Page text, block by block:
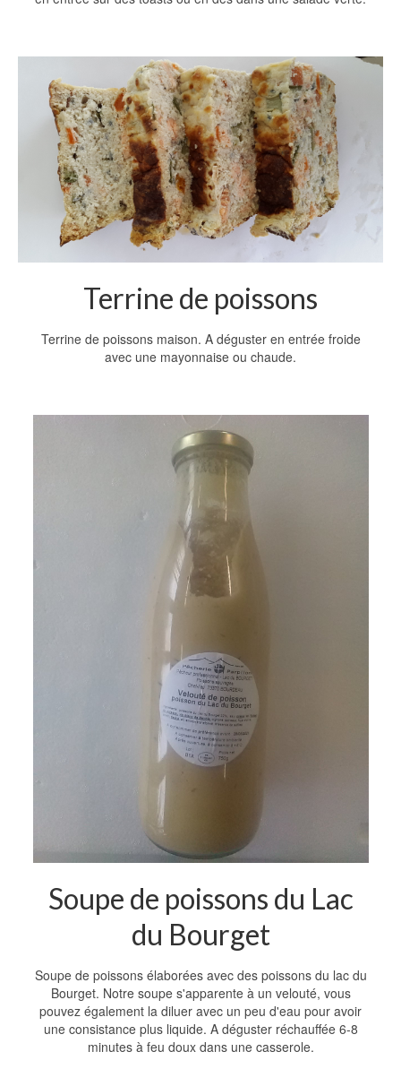
Terrine de poissons
Terrine de poissons maison. A déguster en entrée froide
avec une mayonnaise ou chaude.
Soupe de poissons du Lac
du Bourget
Soupe de poissons élaborées avec des poissons du lac du
Bourget. Notre soupe s'apparente à un velouté, vous
pouvez également la diluer avec un peu d'eau pour avoir
une consistance plus liquide. A déguster réchauffée 6-8
minutes à feu doux dans une casserole.